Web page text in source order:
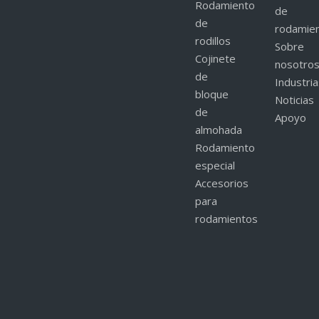
Rodamiento
de
rodillos
Cojinete
de
bloque
de
almohada
Rodamiento
especial
Accesorios
para
rodamientos
de
Sobre
nosotros
Noticias
Apoyo